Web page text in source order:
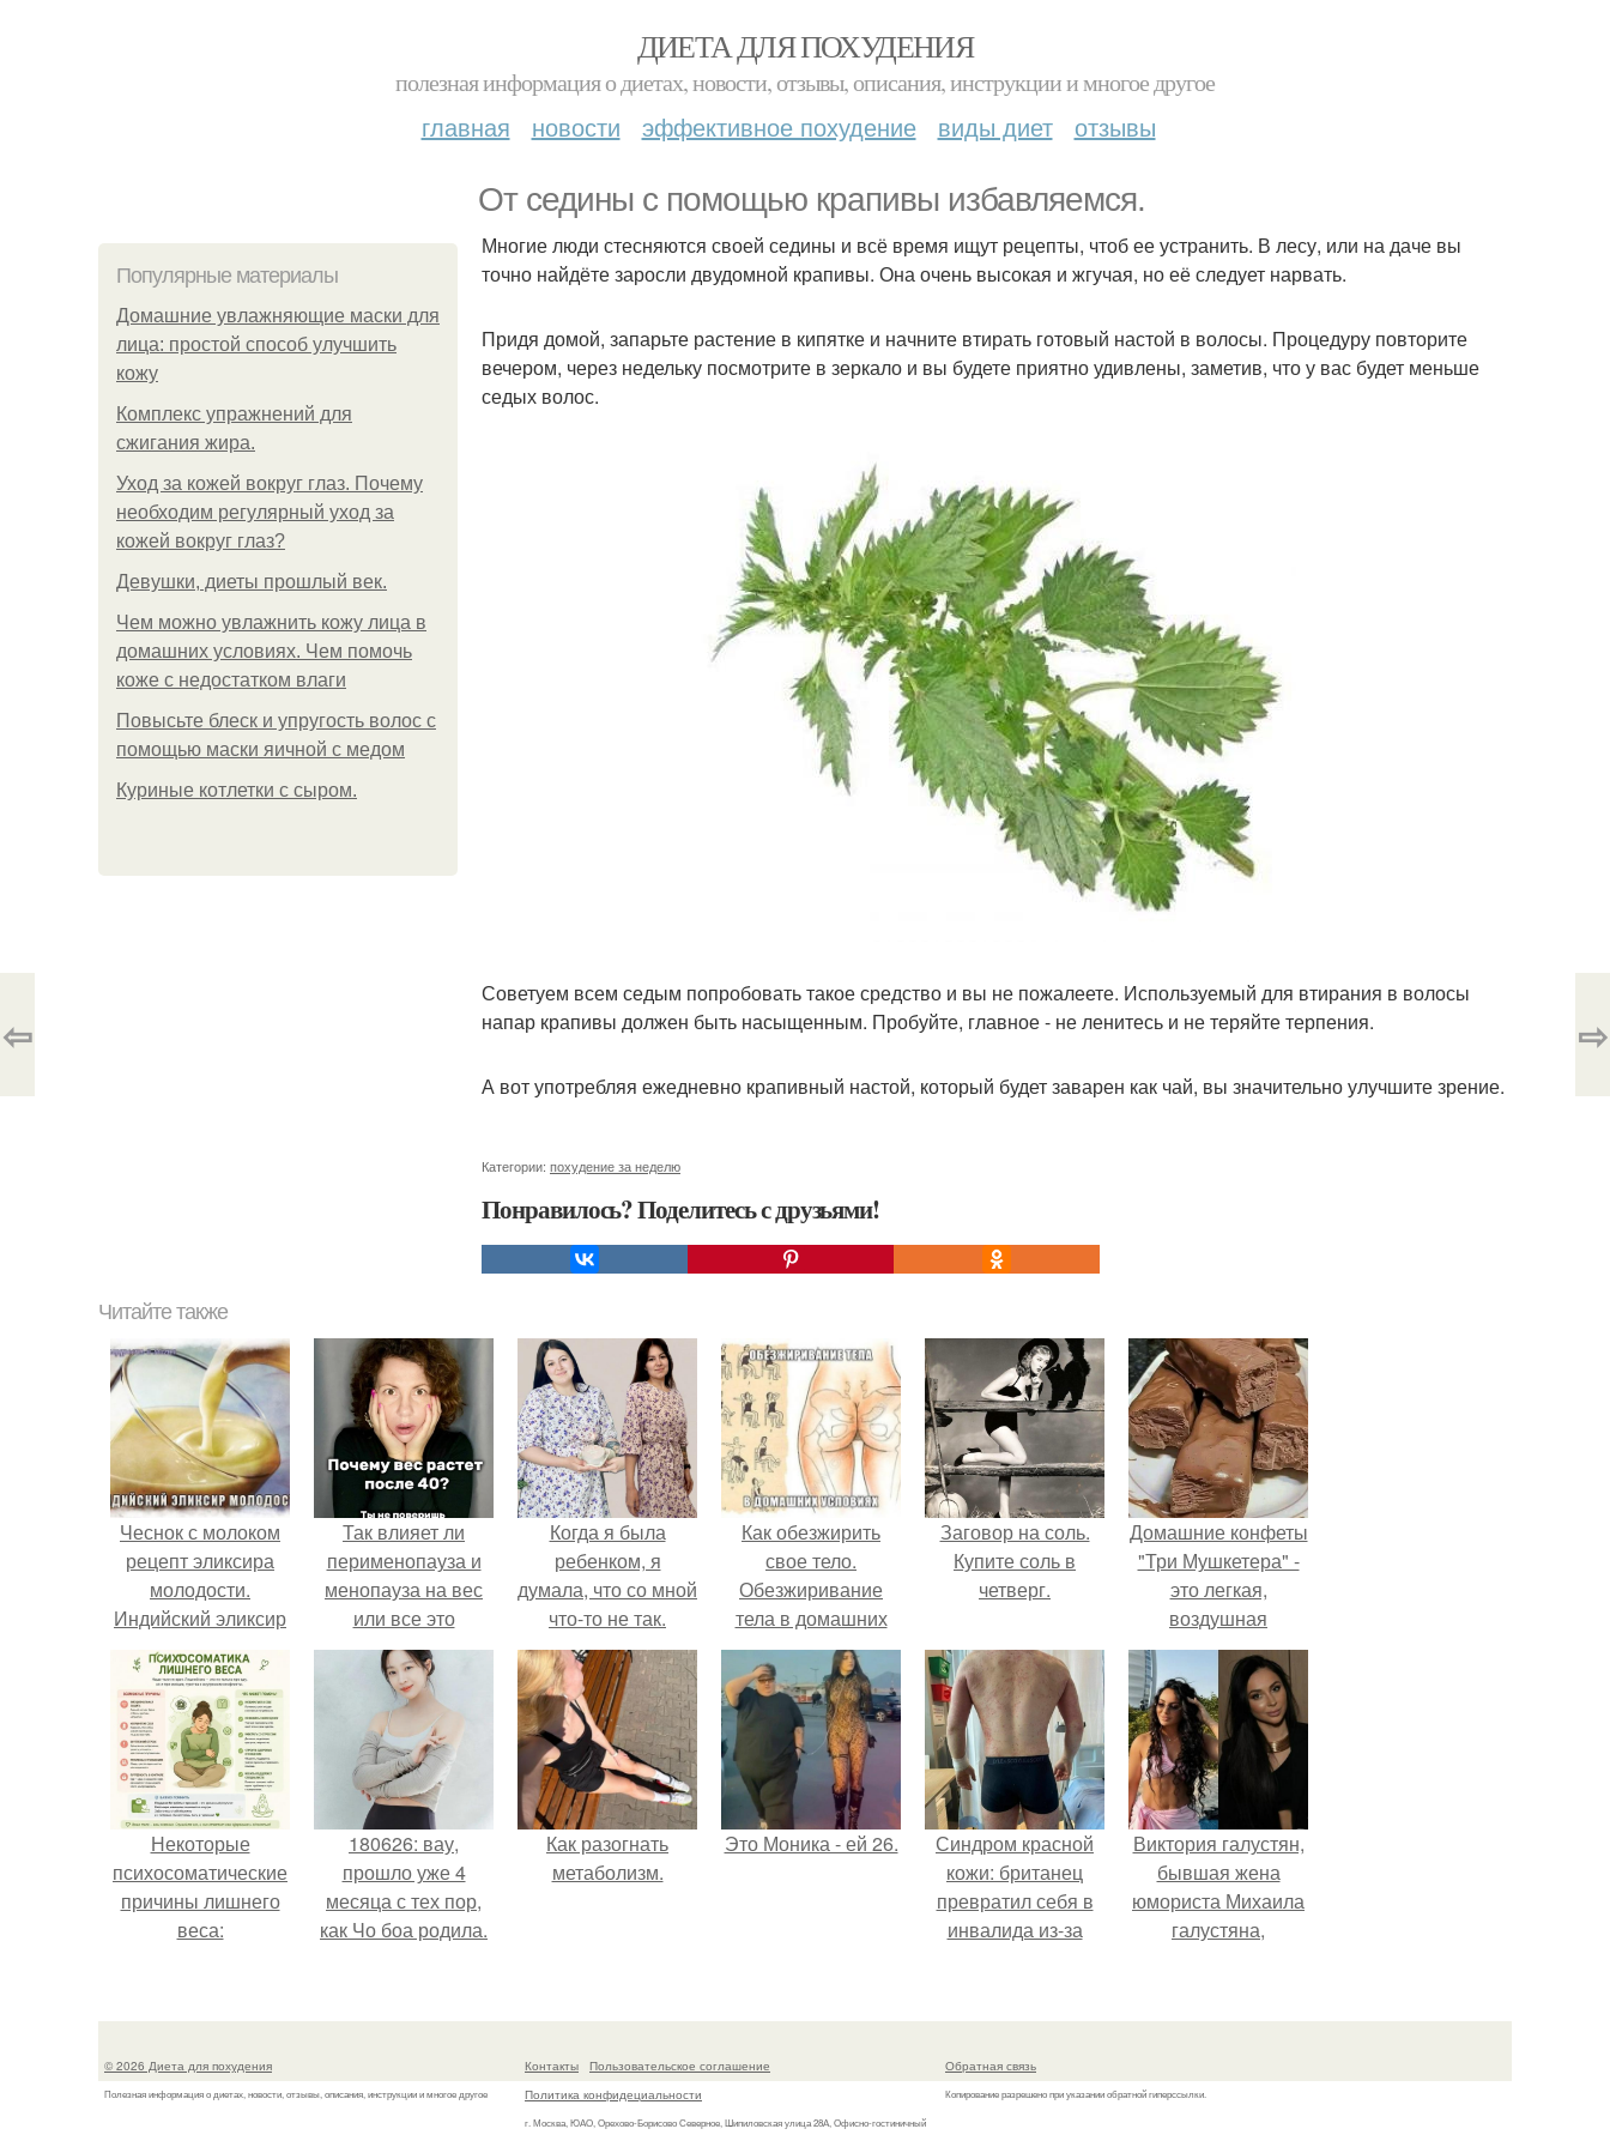
ДИЕТА ДЛЯ ПОХУДЕНИЯ
полезная информация о диетах, новости, отзывы, описания, инструкции и многое другое
главная новости эффективное похудение виды диет отзывы
От седины с помощью крапивы избавляемся.
Популярные материалы
Домашние увлажняющие маски для
лица: простой способ улучшить
кожу
Комплекс упражнений для
сжигания жира.
Уход за кожей вокруг глаз. Почему
необходим регулярный уход за
кожей вокруг глаз?
Девушки, диеты прошлый век.
Чем можно увлажнить кожу лица в
домашних условиях. Чем помочь
коже с недостатком влаги
Повысьте блеск и упругость волос с
помощью маски яичной с медом
Куриные котлетки с сыром.
Многие люди стесняются своей седины и всё время ищут рецепты, чтоб ее устранить. В лесу, или на даче вы
точно найдёте заросли двудомной крапивы. Она очень высокая и жгучая, но её следует нарвать.
Придя домой, запарьте растение в кипятке и начните втирать готовый настой в волосы. Процедуру повторите
вечером, через недельку посмотрите в зеркало и вы будете приятно удивлены, заметив, что у вас будет меньше
седых волос.
Советуем всем седым попробовать такое средство и вы не пожалеете. Используемый для втирания в волосы
напар крапивы должен быть насыщенным. Пробуйте, главное - не ленитесь и не теряйте терпения.
А вот употребляя ежедневно крапивный настой, который будет заварен как чай, вы значительно улучшите зрение.
Категории: похудение за неделю
Понравилось? Поделитесь с друзьями!
⇦ ⇨
Читайте также
Чеснок с молоком
рецепт эликсира
молодости.
Индийский эликсир
молодости.
Так влияет ли
перименопауза и
менопауза на вес
или все это
ерунда?
Когда я была
ребенком, я
думала, что со мной
что-то не так.
Как обезжирить
свое тело.
Обезжиривание
тела в домашних
условиях.
Заговор на соль.
Купите соль в
четверг.
Домашние конфеты
"Три Мушкетера" -
это легкая,
воздушная
шоколадная нуга,
покрытая
молочным
шоколадом.
Некоторые
психосоматические
причины лишнего
веса:
180626: вау,
прошло уже 4
месяца с тех пор,
как Чо боа родила.
Как разогнать
метаболизм.
Это Моника - ей 26.
Синдром красной
кожи: британец
превратил себя в
инвалида из-за
мази.
Виктория галустян,
бывшая жена
юмориста Михаила
галустяна,
последствиях
© 2026 Диета для похудения
Полезная информация о диетах, новости, отзывы, описания, инструкции и многое другое
Контакты
Пользовательское соглашение
Политика конфидециальности
г. Москва, ЮАО, Орехово-Борисово Северное, Шипиловская улица 28А, Офисно-гостиничный
Обратная связь
Копирование разрешено при указании обратной гиперссылки.